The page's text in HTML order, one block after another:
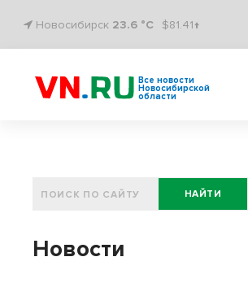
Новосибирск 23.6 °C $81.41↑
Все новости
Новосибирской
области
НАЙТИ
Новости